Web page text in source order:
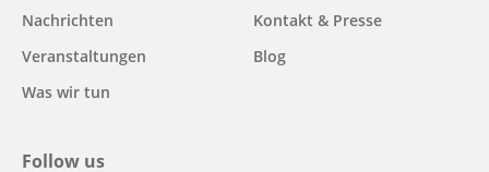
Nachrichten
Veranstaltungen
Was wir tun
Kontakt & Presse
Blog
Follow us